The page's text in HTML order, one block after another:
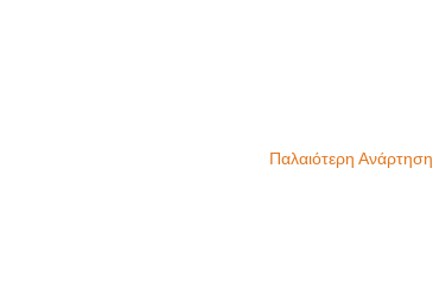
Παλαιότερη Ανάρτηση